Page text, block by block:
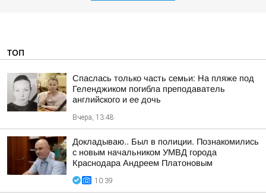
ТОП
Спаслась только часть семьи: На пляже под
Геленджиком погибла преподаватель
английского и ее дочь
Вчера, 13:48
Докладываю.. Был в полиции. Познакомились
с новым начальником УМВД города
Краснодара Андреем Платоновым
10:39